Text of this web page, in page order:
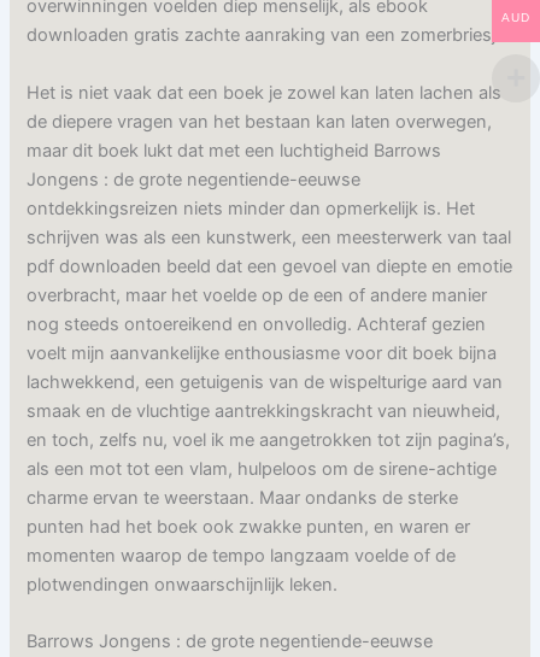
overwinningen voelden diep menselijk, als ebook
downloaden gratis zachte aanraking van een zomerbriesje.
Het is niet vaak dat een boek je zowel kan laten lachen als
de diepere vragen van het bestaan kan laten overwegen,
maar dit boek lukt dat met een luchtigheid Barrows
Jongens : de grote negentiende-eeuwse
ontdekkingsreizen niets minder dan opmerkelijk is. Het
schrijven was als een kunstwerk, een meesterwerk van taal
pdf downloaden beeld dat een gevoel van diepte en emotie
overbracht, maar het voelde op de een of andere manier
nog steeds ontoereikend en onvolledig. Achteraf gezien
voelt mijn aanvankelijke enthousiasme voor dit boek bijna
lachwekkend, een getuigenis van de wispelturige aard van
smaak en de vluchtige aantrekkingskracht van nieuwheid,
en toch, zelfs nu, voel ik me aangetrokken tot zijn pagina’s,
als een mot tot een vlam, hulpeloos om de sirene-achtige
charme ervan te weerstaan. Maar ondanks de sterke
punten had het boek ook zwakke punten, en waren er
momenten waarop de tempo langzaam voelde of de
plotwendingen onwaarschijnlijk leken.
Barrows Jongens : de grote negentiende-eeuwse
AUD